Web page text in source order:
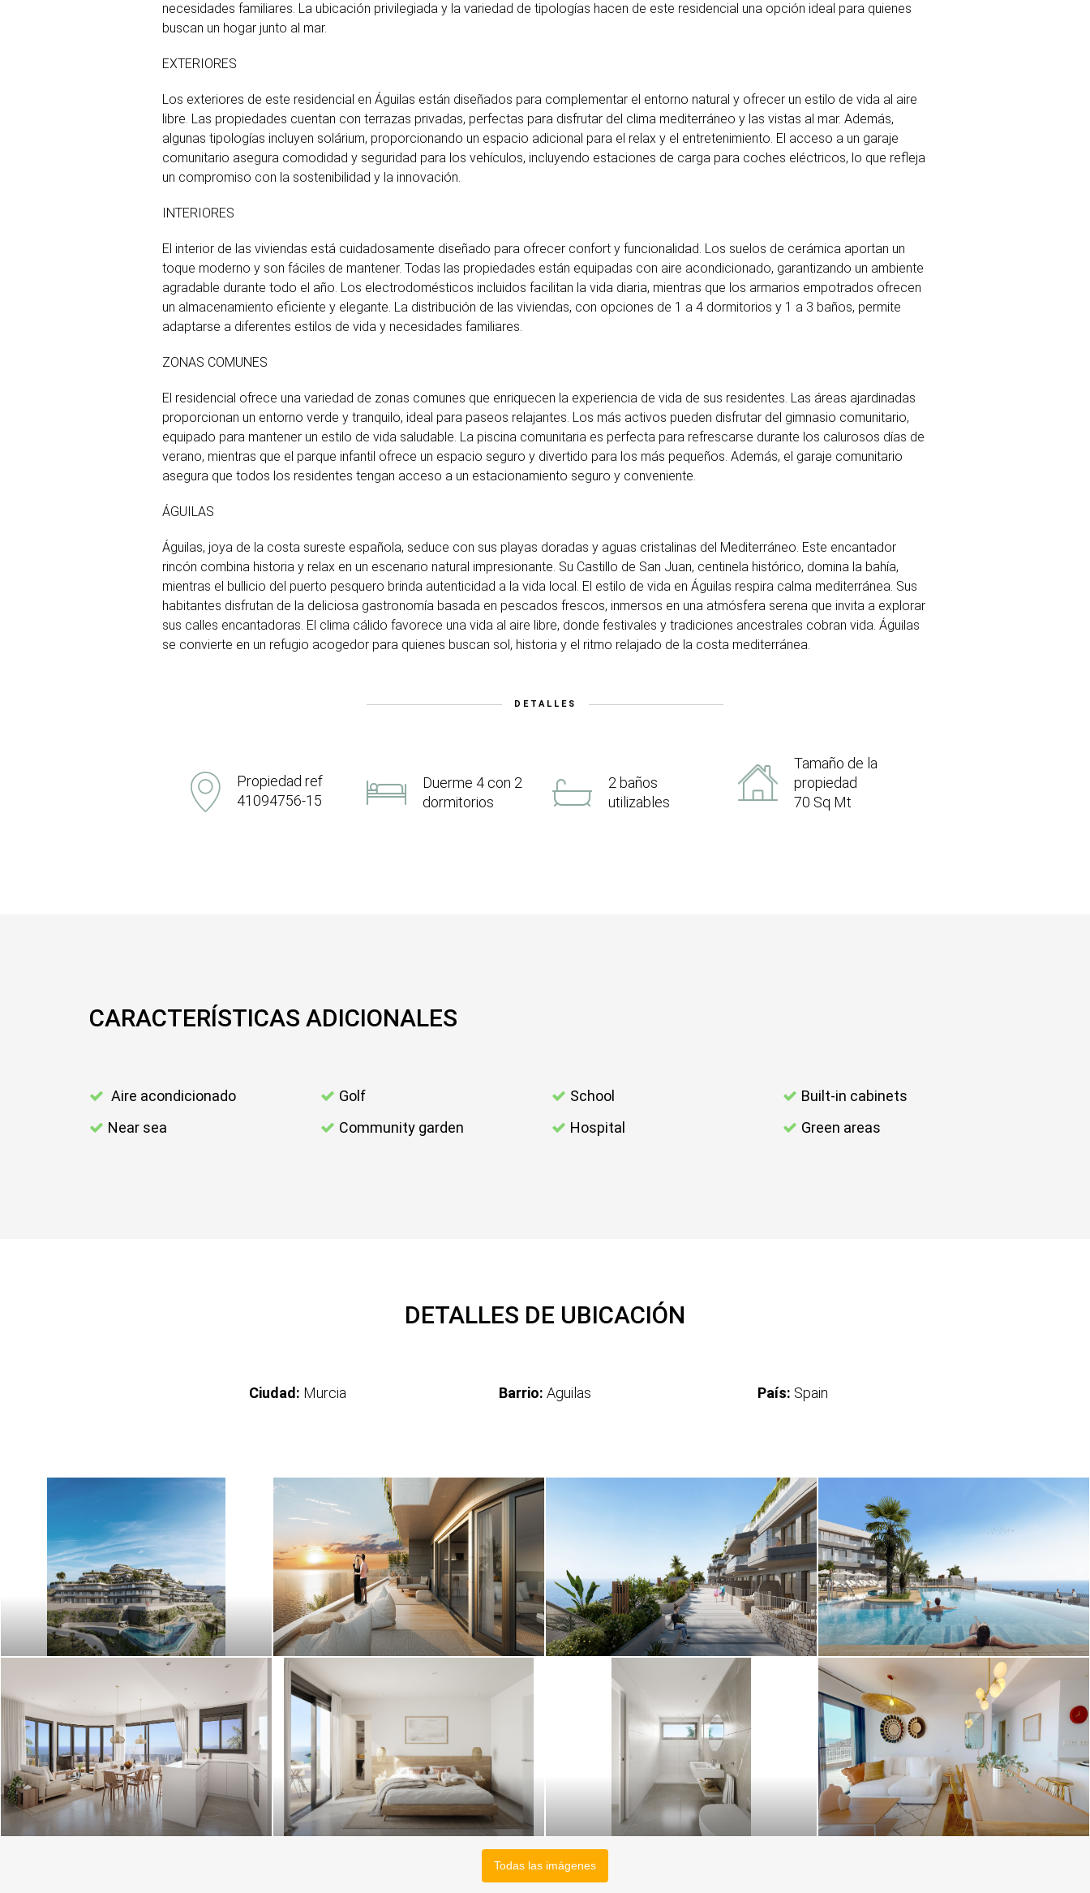
necesidades familiares. La ubicación privilegiada y la variedad de tipologías hacen de este residencial una opción ideal para quienes
buscan un hogar junto al mar.
EXTERIORES
Los exteriores de este residencial en Águilas están diseñados para complementar el entorno natural y ofrecer un estilo de vida al aire
libre. Las propiedades cuentan con terrazas privadas, perfectas para disfrutar del clima mediterráneo y las vistas al mar. Además,
algunas tipologías incluyen solárium, proporcionando un espacio adicional para el relax y el entretenimiento. El acceso a un garaje
comunitario asegura comodidad y seguridad para los vehículos, incluyendo estaciones de carga para coches eléctricos, lo que refleja
un compromiso con la sostenibilidad y la innovación.
INTERIORES
El interior de las viviendas está cuidadosamente diseñado para ofrecer confort y funcionalidad. Los suelos de cerámica aportan un
toque moderno y son fáciles de mantener. Todas las propiedades están equipadas con aire acondicionado, garantizando un ambiente
agradable durante todo el año. Los electrodomésticos incluidos facilitan la vida diaria, mientras que los armarios empotrados ofrecen
un almacenamiento eficiente y elegante. La distribución de las viviendas, con opciones de 1 a 4 dormitorios y 1 a 3 baños, permite
adaptarse a diferentes estilos de vida y necesidades familiares.
ZONAS COMUNES
El residencial ofrece una variedad de zonas comunes que enriquecen la experiencia de vida de sus residentes. Las áreas ajardinadas
proporcionan un entorno verde y tranquilo, ideal para paseos relajantes. Los más activos pueden disfrutar del gimnasio comunitario,
equipado para mantener un estilo de vida saludable. La piscina comunitaria es perfecta para refrescarse durante los calurosos días de
verano, mientras que el parque infantil ofrece un espacio seguro y divertido para los más pequeños. Además, el garaje comunitario
asegura que todos los residentes tengan acceso a un estacionamiento seguro y conveniente.
ÁGUILAS
Águilas, joya de la costa sureste española, seduce con sus playas doradas y aguas cristalinas del Mediterráneo. Este encantador
rincón combina historia y relax en un escenario natural impresionante. Su Castillo de San Juan, centinela histórico, domina la bahía,
mientras el bullicio del puerto pesquero brinda autenticidad a la vida local. El estilo de vida en Águilas respira calma mediterránea. Sus
habitantes disfrutan de la deliciosa gastronomía basada en pescados frescos, inmersos en una atmósfera serena que invita a explorar
sus calles encantadoras. El clima cálido favorece una vida al aire libre, donde festivales y tradiciones ancestrales cobran vida. Águilas
se convierte en un refugio acogedor para quienes buscan sol, historia y el ritmo relajado de la costa mediterránea.
DETALLES
Propiedad ref
41094756-15
Duerme 4 con 2
dormitorios
2 baños
utilizables
Tamaño de la
propiedad
70 Sq Mt
CARACTERÍSTICAS ADICIONALES
Aire acondicionado
Near sea
Golf
Community garden
School
Hospital
Built-in cabinets
Green areas
DETALLES DE UBICACIÓN
Ciudad: Murcia Barrio: Aguilas País: Spain
Todas las imágenes